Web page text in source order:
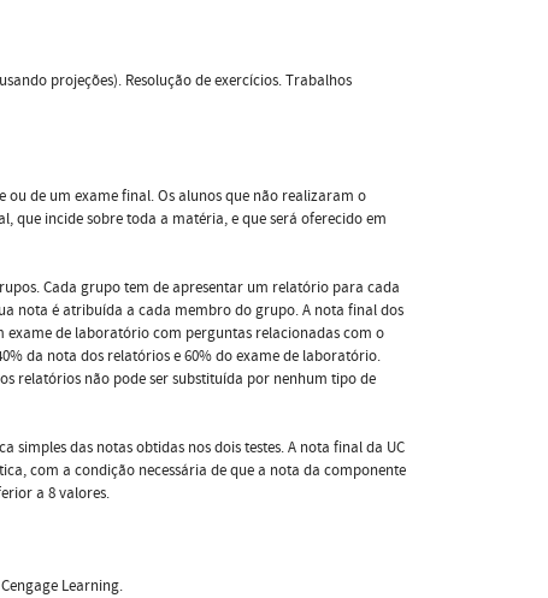
projeções). Resolução de exercícios. Trabalhos
ou de um exame final. Os alunos que não realizaram o
que incide sobre toda a matéria, e que será oferecido em
Cada grupo tem de apresentar um relatório para cada
nota é atribuída a cada membro do grupo. A nota final dos
exame de laboratório com perguntas relacionadas com o
da nota dos relatórios e 60% do exame de laboratório.
relatórios não pode ser substituída por nenhum tipo de
das notas obtidas nos dois testes. A nota final da UC
com a condição necessária de que a nota da componente
a 8 valores.
Learning.